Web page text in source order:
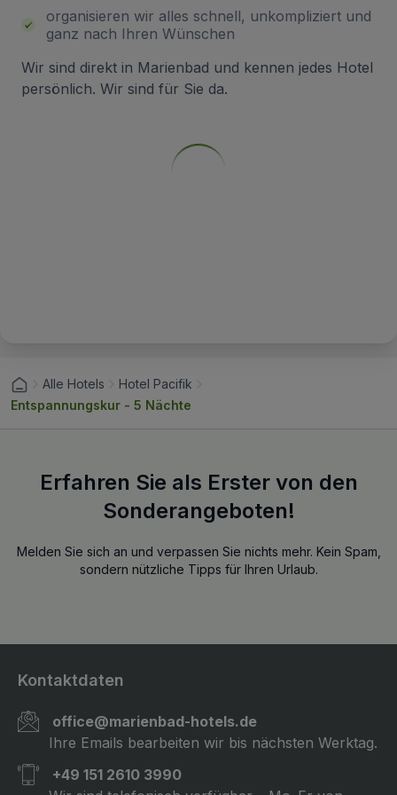
organisieren wir alles schnell, unkompliziert und
ganz nach Ihren Wünschen
Wir sind direkt in Marienbad und kennen jedes Hotel
persönlich. Wir sind für Sie da.
Alle Hotels
Hotel Pacifik
Entspannungskur - 5 Nächte
Erfahren Sie als Erster von den
Sonderangeboten!
Melden Sie sich an und verpassen Sie nichts mehr. Kein Spam,
sondern nützliche Tipps für Ihren Urlaub.
Kontaktdaten
office@marienbad-hotels.de
Ihre Emails bearbeiten wir bis nächsten Werktag.
+49 151 2610 3990